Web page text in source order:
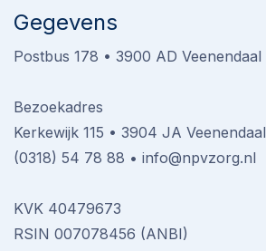
Gegevens
Postbus 178 • 3900 AD Veenendaal
Bezoekadres
Kerkewijk 115 • 3904 JA Veenendaal
(0318) 54 78 88 • info@npvzorg.nl
KVK 40479673
RSIN 007078456 (ANBI)